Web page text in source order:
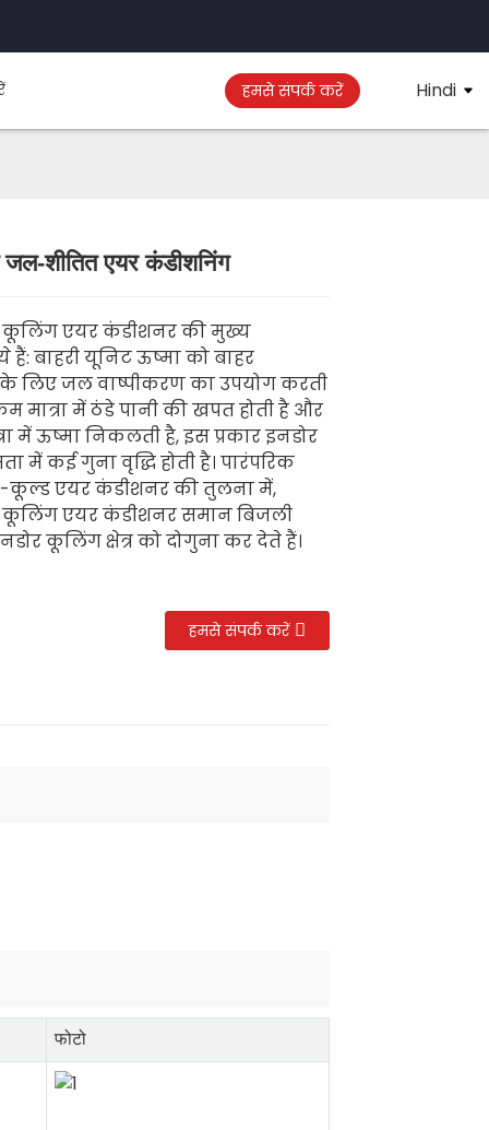
हमसे संपर्क करें Hindi
Loading...
Loading...
जल-शीतित एयर कंडीशनिंग
कूलिंग एयर कंडीशनर की मुख्य
हैं: बाहरी यूनिट ऊष्मा को बाहर
लिए जल वाष्पीकरण का उपयोग करती
मात्रा में ठंडे पानी की खपत होती है और
में ऊष्मा निकलती है, इस प्रकार इनडोर
में कई गुना वृद्धि होती है। पारंपरिक
कूल्ड एयर कंडीशनर की तुलना में,
कूलिंग एयर कंडीशनर समान बिजली
कूलिंग क्षेत्र को दोगुना कर देते हैं।
हमसे संपर्क करें
फोटो